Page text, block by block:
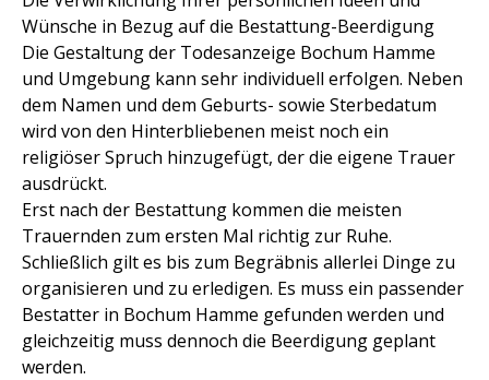
Wünsche in Bezug auf die Bestattung-Beerdigung
Die Gestaltung der Todesanzeige Bochum Hamme
und Umgebung kann sehr individuell erfolgen. Neben
dem Namen und dem Geburts- sowie Sterbedatum
wird von den Hinterbliebenen meist noch ein
religiöser Spruch hinzugefügt, der die eigene Trauer
ausdrückt.
Erst nach der Bestattung kommen die meisten
Trauernden zum ersten Mal richtig zur Ruhe.
Schließlich gilt es bis zum Begräbnis allerlei Dinge zu
organisieren und zu erledigen. Es muss ein passender
Bestatter in Bochum Hamme gefunden werden und
gleichzeitig muss dennoch die Beerdigung geplant
werden.